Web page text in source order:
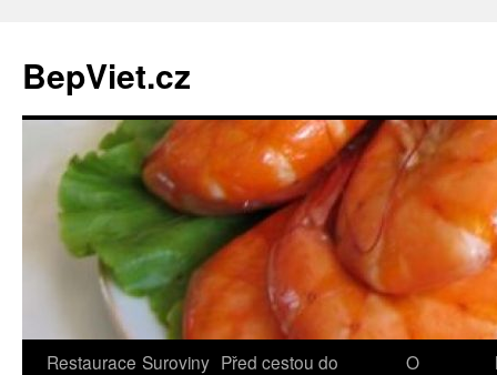
BepViet.cz
Přejít
Restaurace Suroviny Před cestou do
O